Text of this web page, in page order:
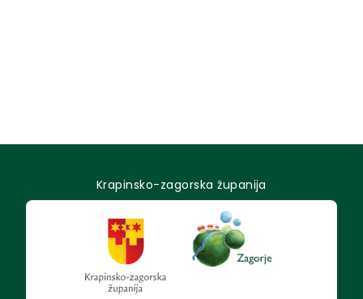
Krapinsko-zagorska županija